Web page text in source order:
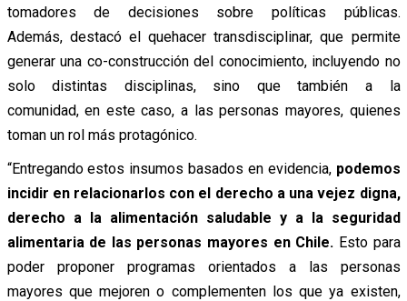
tomadores de decisiones sobre políticas públicas.
Además, destacó el quehacer transdisciplinar, que permite
generar una co-construcción del conocimiento, incluyendo no
solo distintas disciplinas, sino que también a la
comunidad, en este caso, a las personas mayores, quienes
toman un rol más protagónico.
“Entregando estos insumos basados en evidencia, podemos
incidir en relacionarlos con el derecho a una vejez digna,
derecho a la alimentación saludable y a la seguridad
alimentaria de las personas mayores en Chile. Esto para
poder proponer programas orientados a las personas
mayores que mejoren o complementen los que ya existen,